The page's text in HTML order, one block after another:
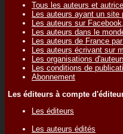
Tous les auteurs et
Les auteurs ayant un site
Les auteurs sur
Les auteurs dans le
Les auteurs de France
Les auteurs écrivant sur
Les organisations
Les conditions de
Abonnement
Les éditeurs à compte
Les éditeurs
Les auteurs édités